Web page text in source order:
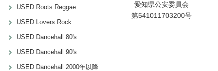
USED Roots Reggae
USED Lovers Rock
USED Dancehall 80's
USED Dancehall 90's
USED Dancehall 2000年以降
愛知県公安委員会
第541011703200号